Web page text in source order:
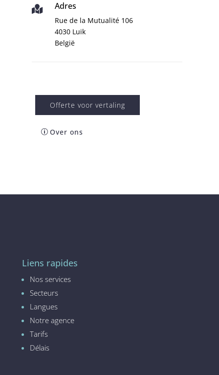
 Adres
Rue de la Mutualité 106
4030 Luik
België
Offerte voor vertaling
Over ons
Liens rapides
Nos services
Secteurs
Langues
Notre agence
Tarifs
Délais